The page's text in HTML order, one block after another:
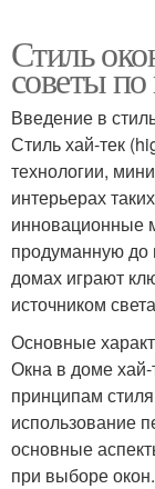
Стиль
советы
Введение в
Стиль хай-тек
технологии,
интерьерах
инновационные
продуманную до
домах играют
источником
Основные
Окна в доме
принципам
использование
основные
при выборе окон.